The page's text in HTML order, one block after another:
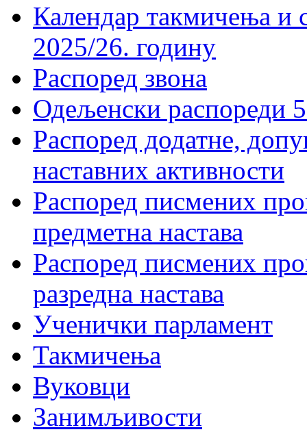
Календар такмичења
2025/26. годину
Распоред звона
Одељенски распореди
Распоред додатне,
наставних активности
Распоред писмених
предметна настава
Распоред писмених
разредна настава
Ученички парламент
Такмичења
Вуковци
Занимљивости